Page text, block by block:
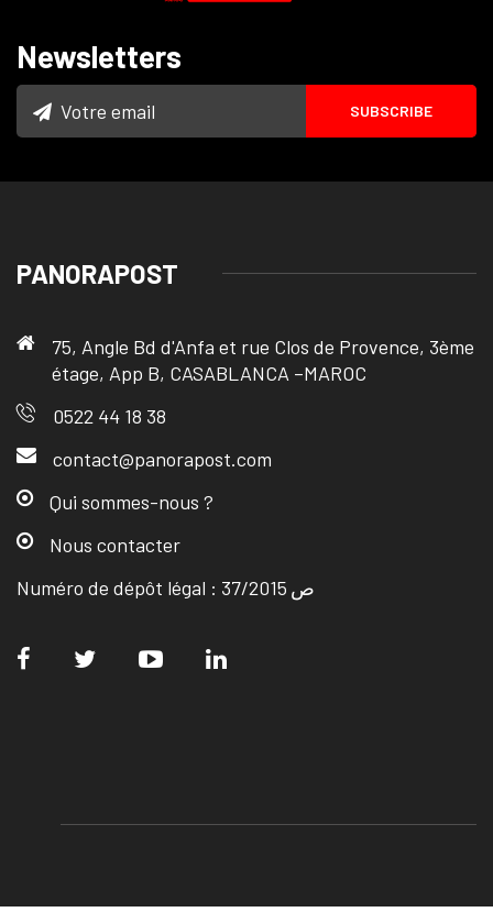
Newsletters
PANORAPOST
75, Angle Bd d'Anfa et rue Clos de Provence, 3ème
étage, App B, CASABLANCA –MAROC
0522 44 18 38
contact@panorapost.com
Qui sommes-nous ?
Nous contacter
Numéro de dépôt légal : ص 37/2015